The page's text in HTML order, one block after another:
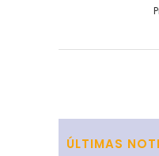
ÚLTIMAS